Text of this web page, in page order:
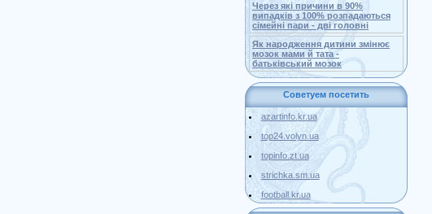
Через які причини в 90%
випадків з 100% розпадаються
сімейні пари - дві головні
Як народження дитини змінює
мозок мами й тата -
батьківський мозок
Советуем посетить
azartinfo.kr.ua
top24.volyn.ua
topinfo.zt.ua
strichka.sm.ua
football.kr.ua